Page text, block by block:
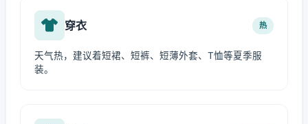
穿衣 热
天气热，建议着短裙、短裤、短薄外套、T恤等夏季服
装。